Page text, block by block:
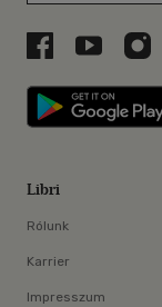
Libri aLibri a
Libri
Rólunk
Karrier
Impresszum